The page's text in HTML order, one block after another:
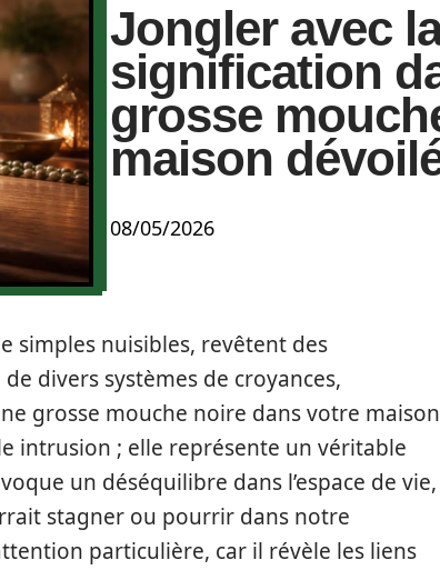
Jongler avec
signification
grosse
maison
08/05/2026
simples nuisibles, revêtent des
divers systèmes de croyances,
grosse mouche noire dans votre maison
intrusion ; elle représente un véritable
un déséquilibre dans l’espace de vie,
stagner ou pourrir dans notre
particulière, car il révèle les liens